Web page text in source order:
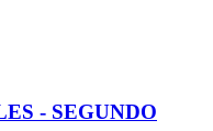
- SEGUNDO